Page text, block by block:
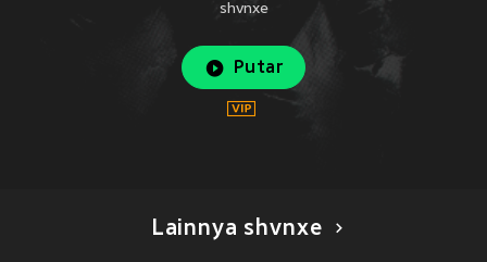
shvnxe
Putar
Lainnya shvnxe